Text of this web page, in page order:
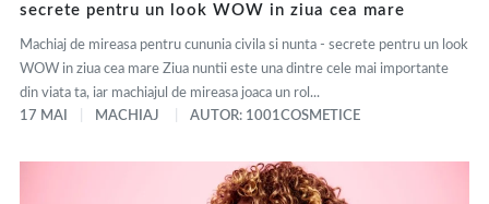
secrete pentru un look WOW in ziua cea mare
Machiaj de mireasa pentru cununia civila si nunta - secrete pentru un look
WOW in ziua cea mare Ziua nuntii este una dintre cele mai importante
din viata ta, iar machiajul de mireasa joaca un rol...
17 MAI
MACHIAJ AUTOR: 1001COSMETICE